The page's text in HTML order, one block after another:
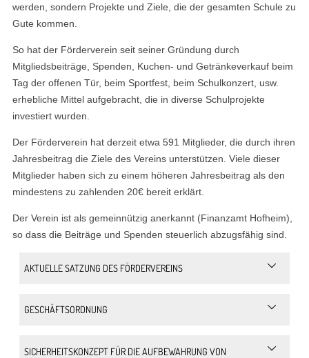
werden, sondern Projekte und Ziele, die der gesamten Schule zu
Gute kommen.
So hat der Förderverein seit seiner Gründung durch
Mitgliedsbeiträge, Spenden, Kuchen- und Getränkeverkauf beim
Tag der offenen Tür, beim Sportfest, beim Schulkonzert, usw.
erhebliche Mittel aufgebracht, die in diverse Schulprojekte
investiert wurden.
Der Förderverein hat derzeit etwa 591 Mitglieder, die durch ihren
Jahresbeitrag die Ziele des Vereins unterstützen. Viele dieser
Mitglieder haben sich zu einem höheren Jahresbeitrag als den
mindestens zu zahlenden 20€ bereit erklärt.
Der Verein ist als gemeinnützig anerkannt (Finanzamt Hofheim),
so dass die Beiträge und Spenden steuerlich abzugsfähig sind.
AKTUELLE SATZUNG DES FÖRDERVEREINS
GESCHÄFTSORDNUNG
SICHERHEITSKONZEPT FÜR DIE AUFBEWAHRUNG VON